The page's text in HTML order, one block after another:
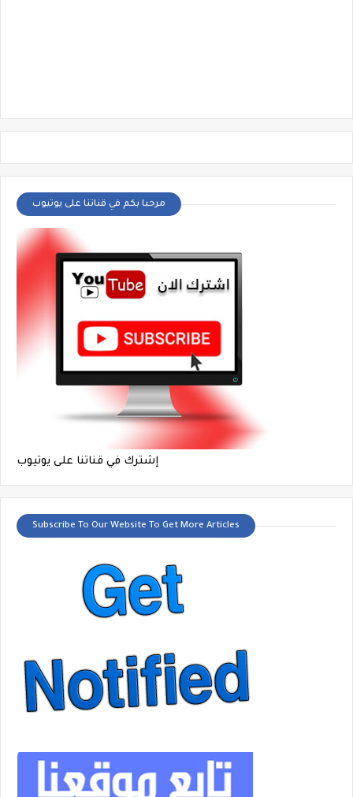
مرحبا بكم في قناتنا على يوتيوب
إشترك في قناتنا على يوتيوب
Subscribe To Our Website To Get More Articles